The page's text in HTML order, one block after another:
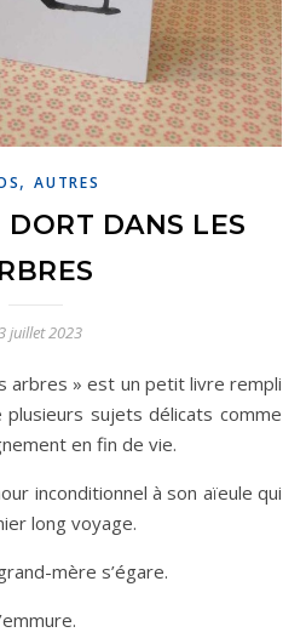
,AUTRES
DORT DANS LES
juillet 2023
arbres » est un petit livre rempli
sujets délicats comme
en fin de vie.
inconditionnel à son aïeule qui
long voyage.
mère s’égare.